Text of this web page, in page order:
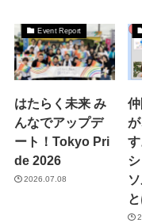
Event Report
はたらく未来 み
んなでアップデ
ート！Tokyo Pri
de 2026
2026.07.08